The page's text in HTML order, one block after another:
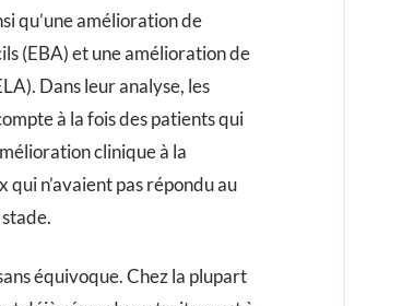
qu’une amélioration de
(EBA) et une amélioration de
Dans leur analyse, les
à la fois des patients qui
clinique à la
qui n’avaient pas répondu au
équivoque. Chez la plupart